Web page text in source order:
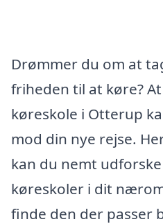
Drømmer du om at
friheden til at køre?
køreskole i Otterup
mod din nye rejse.
kan du nemt
køreskoler i dit
finde den der passer